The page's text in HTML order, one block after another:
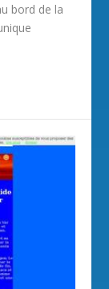
bord de la